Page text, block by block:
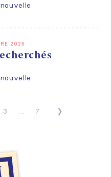
2025
3 … 7 ❯